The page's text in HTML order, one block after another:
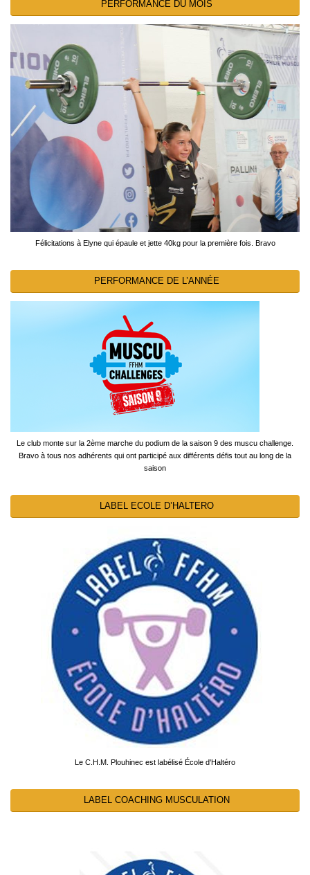
PERFORMANCE DU MOIS
Félicitations à Elyne qui épaule et jette 40kg pour la première fois. Bravo
PERFORMANCE DE L’ANNÉE
Le club monte sur la 2ème marche du podium de la saison 9 des muscu challenge.
Bravo à tous nos adhérents qui ont participé aux différents défis tout au long de la
saison
LABEL ECOLE D’HALTERO
Le C.H.M. Plouhinec est labélisé École d'Haltéro
LABEL COACHING MUSCULATION